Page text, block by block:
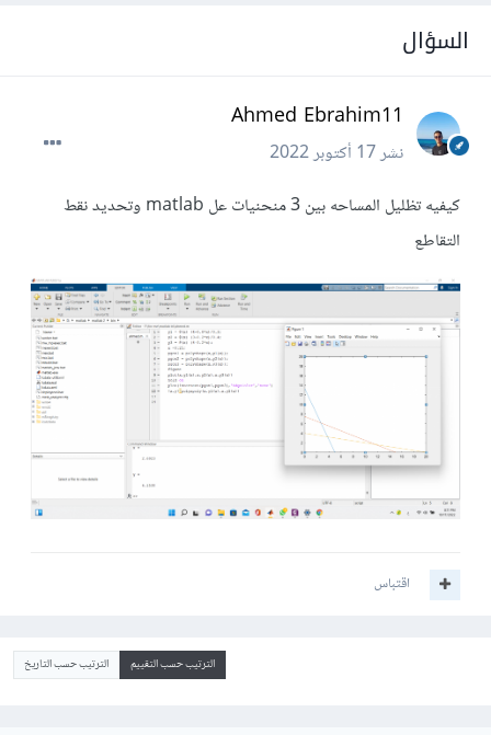
السؤال
Ahmed Ebrahim11
نشر17 أكتوبر 2022
كيفيه تظليل المساحه بين 3 منحنيات عل matlab وتحديد نقط
التقاطع
اقتباس
الترتيب حسب التقييم الترتيب حسب التاريخ